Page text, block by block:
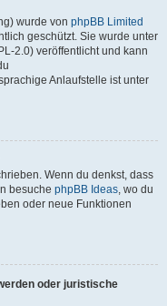
wurde von phpBB Limited
geschützt. Sie wurde unter
2.0) veröffentlicht und kann
Anlaufstelle ist unter
Wenn du denkst, dass
besuche phpBB Ideas, wo du
oder neue Funktionen
oder juristische